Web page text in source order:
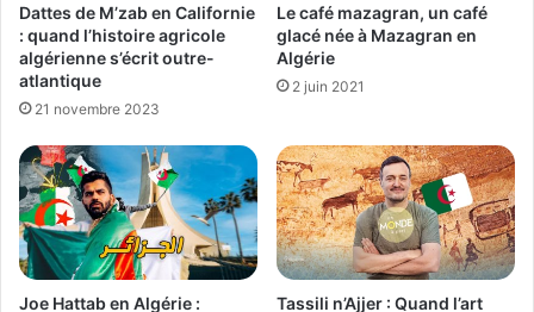
Dattes de M’zab en Californie
: quand l’histoire agricole
algérienne s’écrit outre-
atlantique
21 novembre 2023
Le café mazagran, un café
glacé née à Mazagran en
Algérie
2 juin 2021
Joe Hattab en Algérie :
Tassili n’Ajjer : Quand l’art